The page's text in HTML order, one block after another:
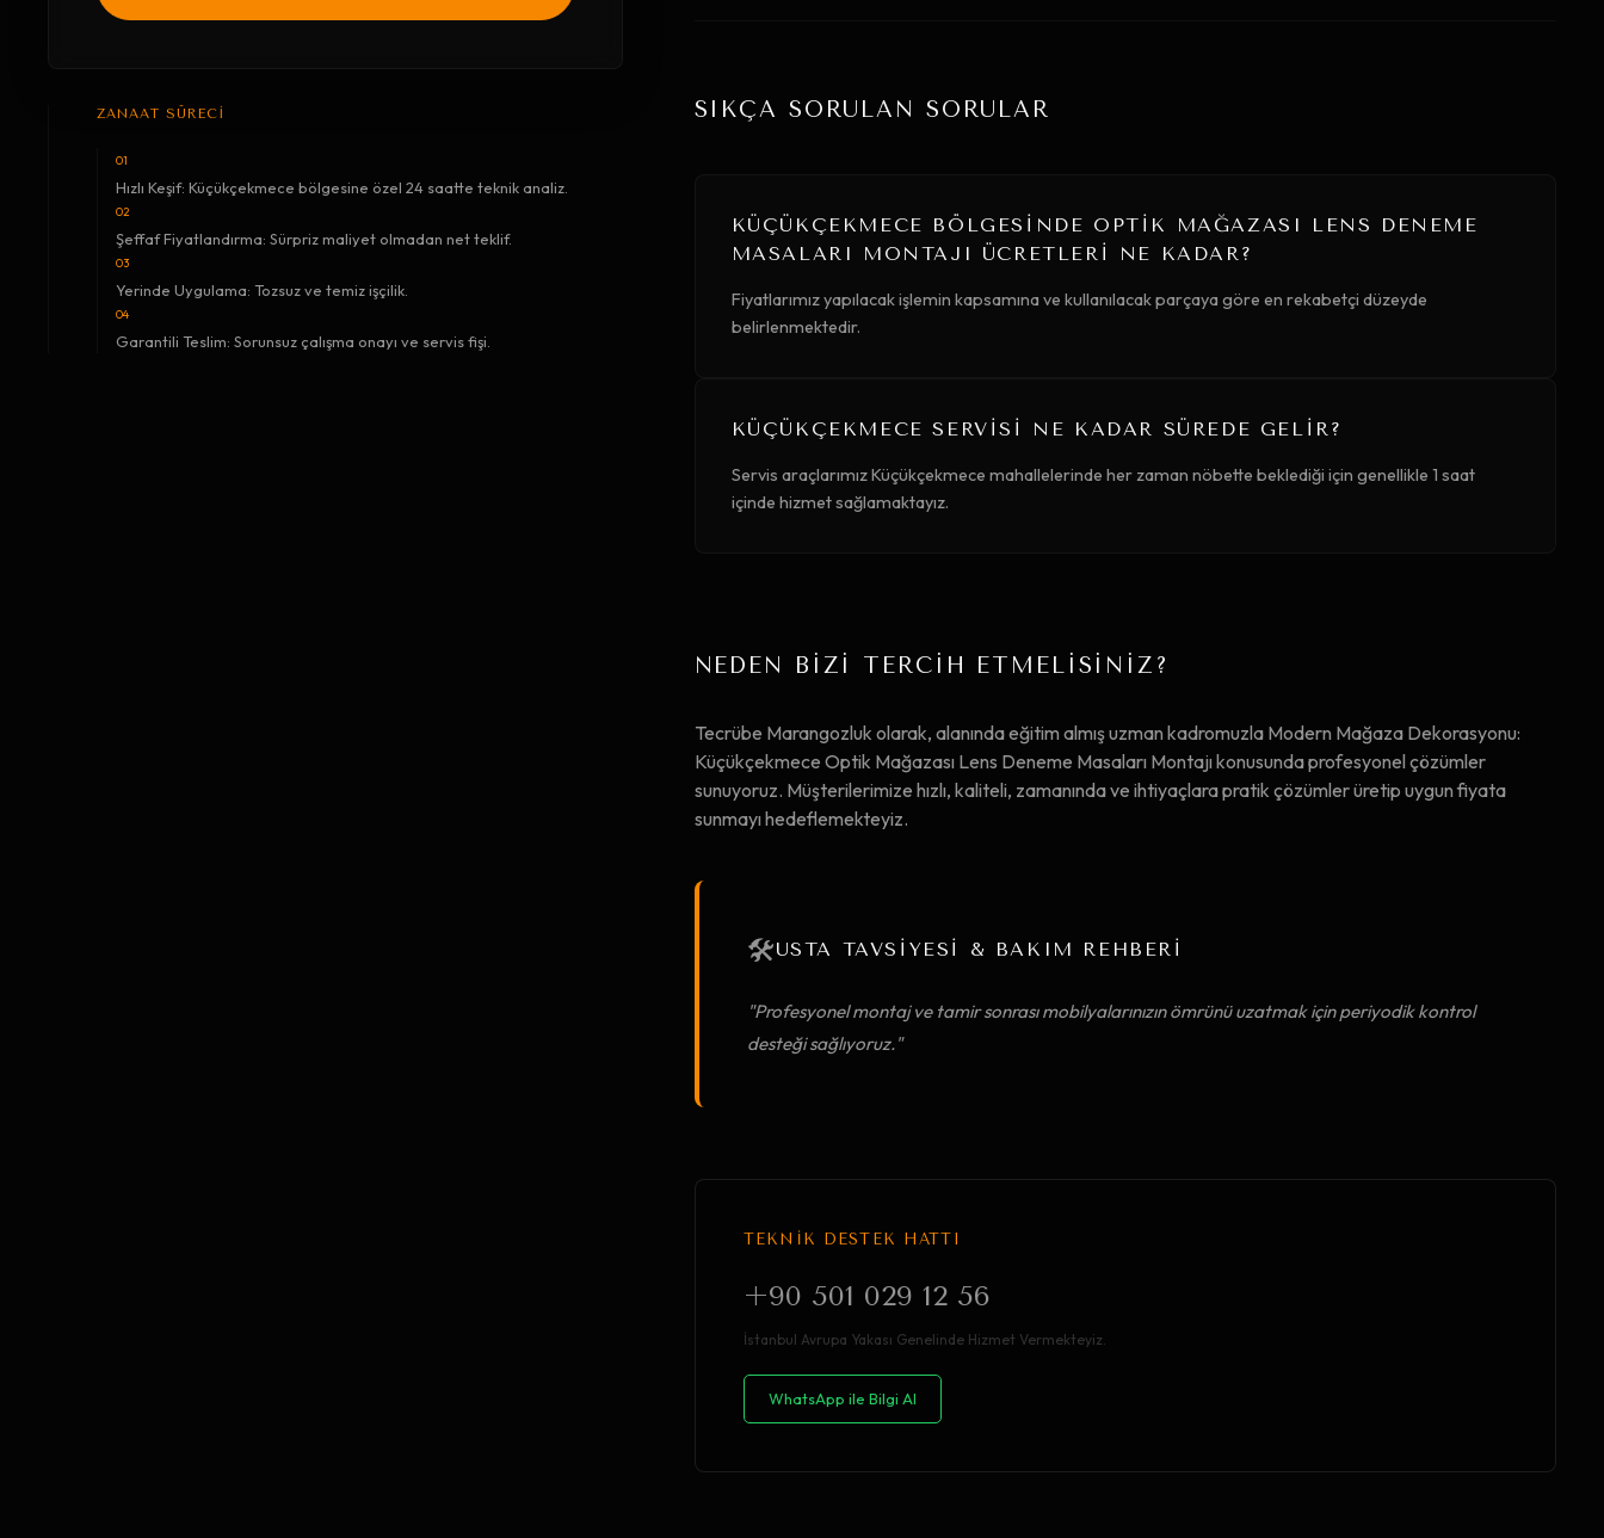
ZANAAT SÜRECİ
01
Hızlı Keşif: Küçükçekmece bölgesine özel 24 saatte teknik analiz.
02
Şeffaf Fiyatlandırma: Sürpriz maliyet olmadan net teklif.
03
Yerinde Uygulama: Tozsuz ve temiz işçilik.
04
Garantili Teslim: Sorunsuz çalışma onayı ve servis fişi.
SIKÇA SORULAN SORULAR
KÜÇÜKÇEKMECE BÖLGESINDE OPTIK MAĞAZASI LENS DENEME
MASALARI MONTAJI ÜCRETLERI NE KADAR?
Fiyatlarımız yapılacak işlemin kapsamına ve kullanılacak parçaya göre en rekabetçi düzeyde
belirlenmektedir.
KÜÇÜKÇEKMECE SERVISI NE KADAR SÜREDE GELIR?
Servis araçlarımız Küçükçekmece mahallelerinde her zaman nöbette beklediği için genellikle 1 saat
içinde hizmet sağlamaktayız.
NEDEN BİZİ TERCİH ETMELİSİNİZ?
Tecrübe Marangozluk olarak, alanında eğitim almış uzman kadromuzla Modern Mağaza Dekorasyonu:
Küçükçekmece Optik Mağazası Lens Deneme Masaları Montajı konusunda profesyonel çözümler
sunuyoruz. Müşterilerimize hızlı, kaliteli, zamanında ve ihtiyaçlara pratik çözümler üretip uygun fiyata
sunmayı hedeflemekteyiz.
🛠️USTA TAVSİYESİ & BAKIM REHBERİ
"Profesyonel montaj ve tamir sonrası mobilyalarınızın ömrünü uzatmak için periyodik kontrol
desteği sağlıyoruz."
TEKNİK DESTEK HATTI
+90 501 029 12 56
İstanbul Avrupa Yakası Genelinde Hizmet Vermekteyiz.
WhatsApp ile Bilgi Al